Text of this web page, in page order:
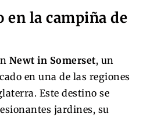
la campiña de
Newt in Somerset, un
en una de las regiones
Este destino se
jardines, su